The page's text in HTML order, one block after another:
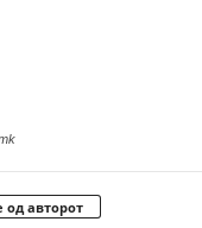
од авторот